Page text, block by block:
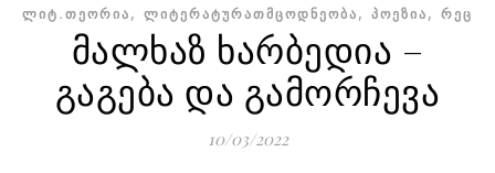
ᲚᲘᲢ.ᲗᲔᲝᲠᲘᲐ, ᲚᲘᲢᲔᲠᲐᲢᲣᲠᲐᲗᲛᲪᲝᲓᲜᲔᲝᲑᲐ, ᲞᲝᲔᲖᲘᲐ,
მალხაზ ხარბედია –
გაგება და გამორჩევა
10/03/2022